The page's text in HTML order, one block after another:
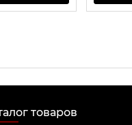
товаров